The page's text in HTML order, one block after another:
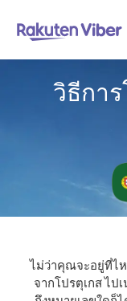
วิธีกา
ไม่ว่าคุณจะอยู่ที่ไ
จากโปรตุเกส ไป